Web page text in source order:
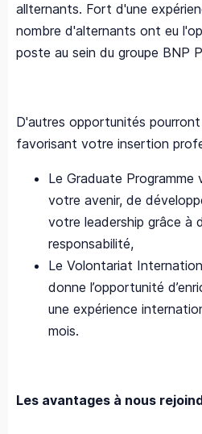
allternants. Fort d'une
nombre d'alternants ont eu
poste au sein du groupe BNP
D'autres opportunités
favorisant votre insertion
Le Graduate
votre avenir, de
votre leadership grâce à
responsabilité,
Le Volontariat
donne l’opportunité
une expérience
mois.
Les avantages à nous